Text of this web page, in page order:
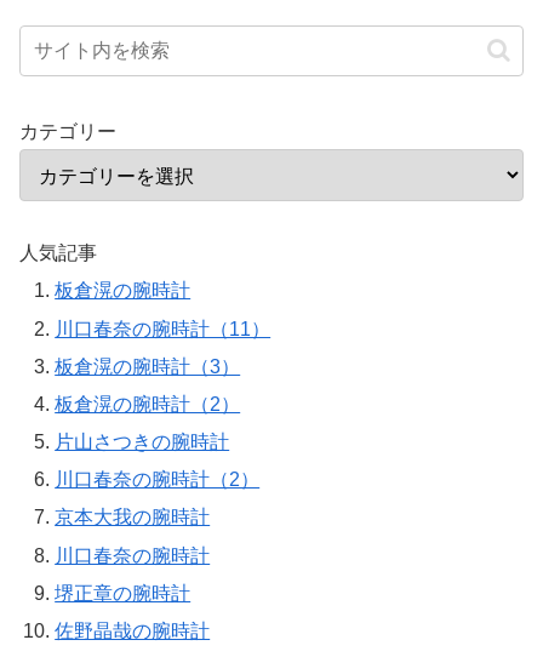
カテゴリー
人気記事
板倉滉の腕時計
川口春奈の腕時計（11）
板倉滉の腕時計（3）
板倉滉の腕時計（2）
片山さつきの腕時計
川口春奈の腕時計（2）
京本大我の腕時計
川口春奈の腕時計
堺正章の腕時計
佐野晶哉の腕時計